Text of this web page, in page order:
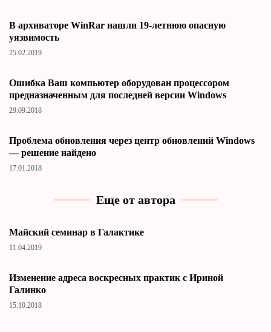
В архиваторе WinRar нашли 19-летнюю опасную
уязвимость
25.02.2019
Ошибка Ваш компьютер оборудован процессором
предназначенным для последней версии Windows
29.09.2018
Проблема обновления через центр обновлений Windows
— решение найдено
17.01.2018
Еще от автора
Майский семинар в Галактике
11.04.2019
Изменение адреса воскресных практик с Ириной
Галинко
15.10.2018